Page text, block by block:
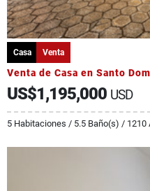
Casa Venta
Venta de Casa en Santo
US$1,195,000 USD
5 Habitaciones / 5.5 Baño(s) / 1210